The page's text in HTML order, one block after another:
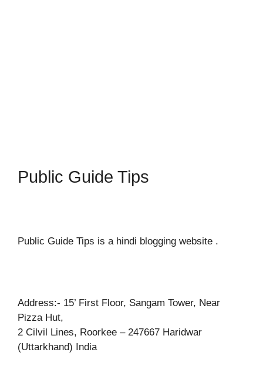
Public Guide Tips
Public Guide Tips is a hindi blogging website .
Address:- 15’ First Floor, Sangam Tower, Near
Pizza Hut,
2 Cilvil Lines, Roorkee – 247667 Haridwar
(Uttarkhand) India